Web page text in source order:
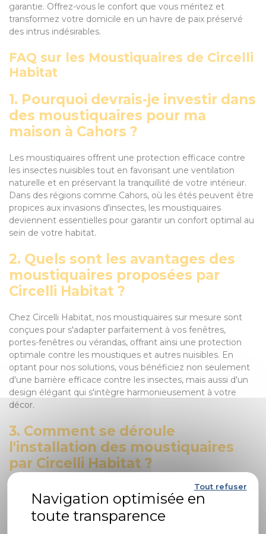
garantie. Offrez-vous le confort que vous méritez et
transformez votre domicile en un havre de paix préservé
des intrus indésirables.
FAQ sur les Moustiquaires de Circelli
Habitat
1. Pourquoi devrais-je investir dans
des moustiquaires pour ma
maison à Cahors ?
Les moustiquaires offrent une protection efficace contre
les insectes nuisibles tout en favorisant une ventilation
naturelle et en préservant la tranquillité de votre intérieur.
Dans des régions comme Cahors, où les étés peuvent être
propices aux invasions d'insectes, les moustiquaires
deviennent essentielles pour garantir un confort optimal au
sein de votre habitat.
2. Quels sont les avantages des
moustiquaires proposées par
Circelli Habitat ?
Chez Circelli Habitat, nos moustiquaires sur mesure sont
conçues pour s'adapter parfaitement à vos fenêtres,
portes-fenêtres ou vérandas, offrant ainsi une protection
optimale contre les moustiques et autres nuisibles. En
optant pour nos solutions, vous bénéficiez non seulement
d'une barrière efficace contre les insectes, mais aussi d'un
design élégant qui s'intègre harmonieusement à votre
décor.
3. Comment se déroule
l'installation des moustiquaires
par Circelli Habitat ?
L'installation de nos moustiquaires est assurée par nos
équipes d'experts qualifiés, formés pour poser vos produits
avec précision et fiabilité. Chaque étape de l'installation est
réalisée avec le plus grand soin, garantissant un ajustement
Tout refuser